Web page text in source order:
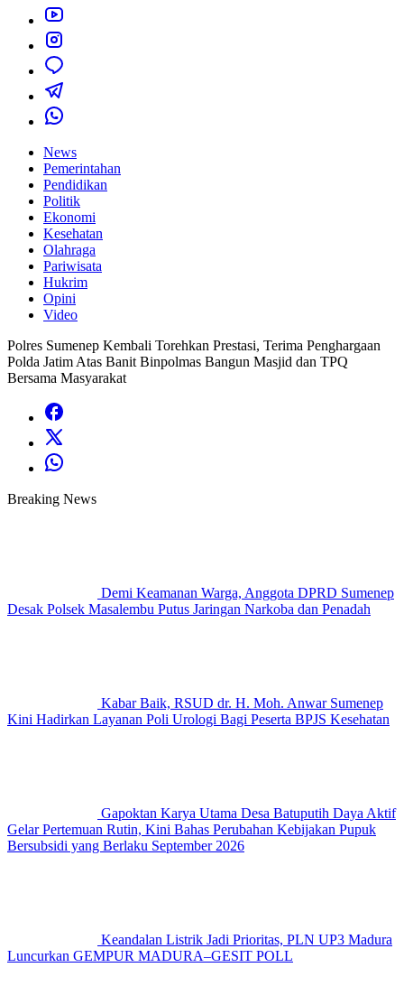
News
Pemerintahan
Pendidikan
Politik
Ekonomi
Kesehatan
Olahraga
Pariwisata
Hukrim
Opini
Video
Polres Sumenep Kembali Torehkan Prestasi, Terima Penghargaan
Polda Jatim Atas Banit Binpolmas Bangun Masjid dan TPQ
Bersama Masyarakat
Breaking News
Demi Keamanan Warga, Anggota DPRD Sumenep
Desak Polsek Masalembu Putus Jaringan Narkoba dan Penadah
Kabar Baik, RSUD dr. H. Moh. Anwar Sumenep
Kini Hadirkan Layanan Poli Urologi Bagi Peserta BPJS Kesehatan
Gapoktan Karya Utama Desa Batuputih Daya Aktif
Gelar Pertemuan Rutin, Kini Bahas Perubahan Kebijakan Pupuk
Bersubsidi yang Berlaku September 2026
Keandalan Listrik Jadi Prioritas, PLN UP3 Madura
Luncurkan GEMPUR MADURA–GESIT POLL